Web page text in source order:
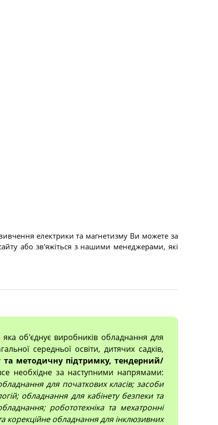
електрики та магнетизму Ви можете за
або зв'яжіться з нашими менеджерами, які
яка об'єднує виробників обладнання для
середньої освіти, дитячих садків,
та методичну підтримку, тендерний/
необхідне за наступними напрямами:
для початкових класів; засоби
обладнання для кабінету безпеки та
робототехніка та мехатронні
корекційне обладнання для інклюзивних